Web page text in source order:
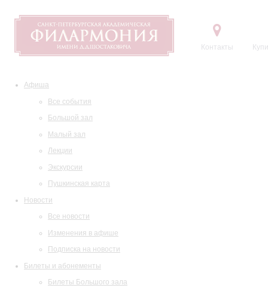
Контакты
Афиша
Все события
Большой зал
Малый зал
Лекции
Экскурсии
Пушкинская карта
Новости
Все новости
Изменения в афише
Подписка на новости
Билеты и абонементы
Билеты Большого зала